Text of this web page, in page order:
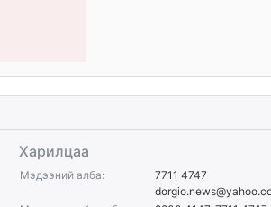
эзэмшлийнх нь
Харилцаа
Мэдээний алба:
7711 4747